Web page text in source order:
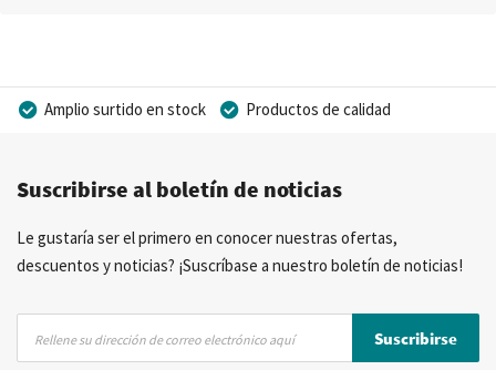
Amplio surtido en stock
Productos de calidad
Asesoramiento personal
Más de 40 años de experiencia
Posibilidad de crear marca privada
Suscribirse al boletín de noticias
Le gustaría ser el primero en conocer nuestras ofertas,
descuentos y noticias? ¡Suscríbase a nuestro boletín de noticias!
Suscribirse